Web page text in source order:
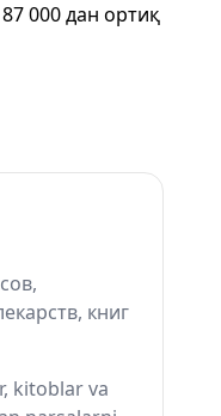
000 дан ортиқ
книг
kitoblar va